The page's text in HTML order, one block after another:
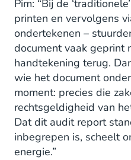
Pim: “Bij de
printen en vervolgens
ondertekenen –
document vaak geprint
handtekening terug.
wie het document
moment: precies die
rechtsgeldigheid van
Dat dit audit report
inbegrepen is, scheelt
energie.”